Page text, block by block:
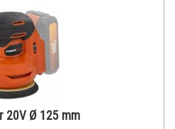
20V Ø 125 mm